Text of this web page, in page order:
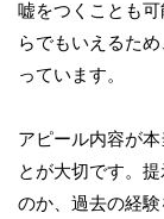
嘘をつくことも
らでもいえるた
っています。
アピール内容が
とが大切です。
のか、過去の経